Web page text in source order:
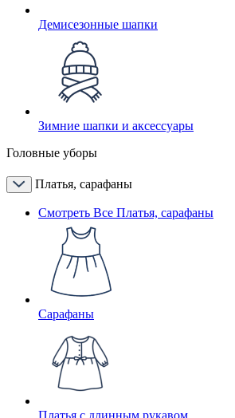
Демисезонные шапки
Зимние шапки и аксессуары
Головные уборы
Платья, сарафаны
Смотреть Все Платья, сарафаны
Сарафаны
Платья с длинным рукавом